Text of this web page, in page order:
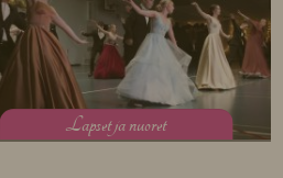
Lapset ja nuoret